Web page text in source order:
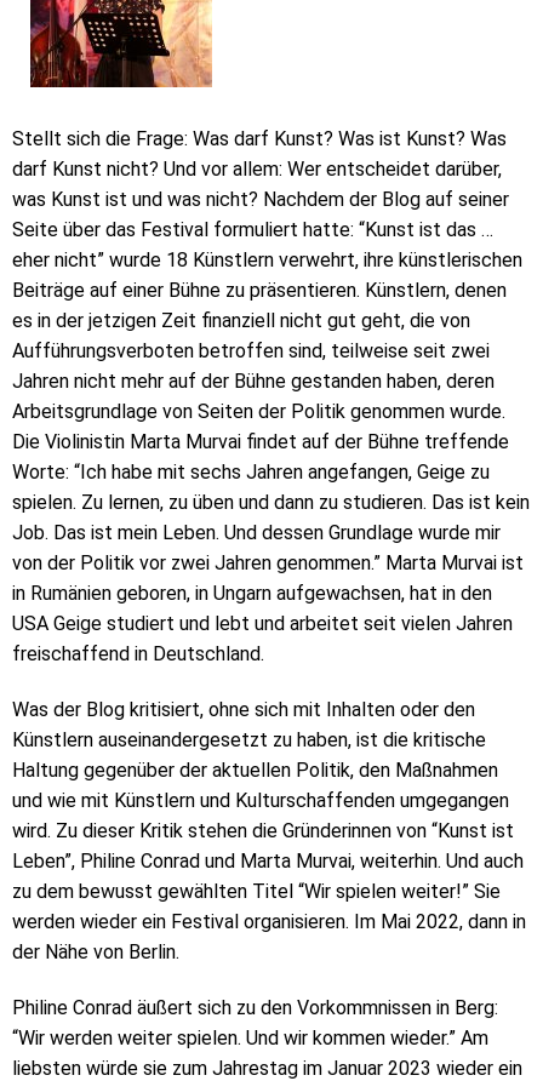
Stellt sich die Frage: Was darf Kunst? Was ist Kunst? Was
darf Kunst nicht? Und vor allem: Wer entscheidet darüber,
was Kunst ist und was nicht? Nachdem der Blog auf seiner
Seite über das Festival formuliert hatte: “Kunst ist das …
eher nicht” wurde 18 Künstlern verwehrt, ihre künstlerischen
Beiträge auf einer Bühne zu präsentieren. Künstlern, denen
es in der jetzigen Zeit finanziell nicht gut geht, die von
Aufführungsverboten betroffen sind, teilweise seit zwei
Jahren nicht mehr auf der Bühne gestanden haben, deren
Arbeitsgrundlage von Seiten der Politik genommen wurde.
Die Violinistin Marta Murvai findet auf der Bühne treffende
Worte: “Ich habe mit sechs Jahren angefangen, Geige zu
spielen. Zu lernen, zu üben und dann zu studieren. Das ist kein
Job. Das ist mein Leben. Und dessen Grundlage wurde mir
von der Politik vor zwei Jahren genommen.” Marta Murvai ist
in Rumänien geboren, in Ungarn aufgewachsen, hat in den
USA Geige studiert und lebt und arbeitet seit vielen Jahren
freischaffend in Deutschland.
Was der Blog kritisiert, ohne sich mit Inhalten oder den
Künstlern auseinandergesetzt zu haben, ist die kritische
Haltung gegenüber der aktuellen Politik, den Maßnahmen
und wie mit Künstlern und Kulturschaffenden umgegangen
wird. Zu dieser Kritik stehen die Gründerinnen von “Kunst ist
Leben”, Philine Conrad und Marta Murvai, weiterhin. Und auch
zu dem bewusst gewählten Titel “Wir spielen weiter!” Sie
werden wieder ein Festival organisieren. Im Mai 2022, dann in
der Nähe von Berlin.
Philine Conrad äußert sich zu den Vorkommnissen in Berg:
“Wir werden weiter spielen. Und wir kommen wieder.” Am
liebsten würde sie zum Jahrestag im Januar 2023 wieder ein